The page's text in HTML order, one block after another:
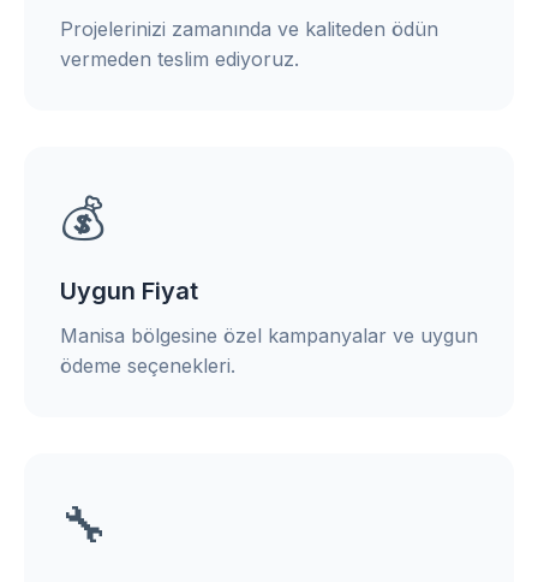
Projelerinizi zamanında ve kaliteden ödün
vermeden teslim ediyoruz.
💰
Uygun Fiyat
Manisa bölgesine özel kampanyalar ve uygun
ödeme seçenekleri.
🔧